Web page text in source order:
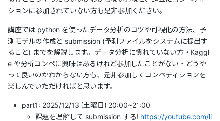
ションに参加されていない方も是非参加ください。
講座では python を使ったデータ分析のコツや可視化の方法、予
測モデルの作成と submission (予測ファイルをシステムに提出す
ること) までを解説します。データ分析に慣れていない方・Kaggl
e や分析コンペに興味はあるけれど参加したことがない・どうや
って良いのかわからない方も、是非参加してコンペティションを
楽しんでいただければと思います。
part1: 2025/12/13 (土曜日) 20:00~21:00
課題を理解して submission する! https://youtube.com/li